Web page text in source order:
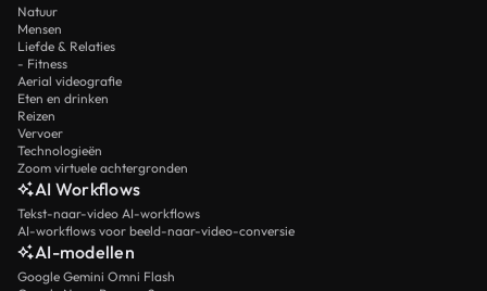
Natuur
Mensen
Liefde & Relaties
- Fitness
Aerial videografie
Eten en drinken
Reizen
Vervoer
Technologieën
Zoom virtuele achtergronden
AI Workflows
Tekst-naar-video AI-workflows
AI-workflows voor beeld-naar-video-conversie
AI-modellen
Google Gemini Omni Flash